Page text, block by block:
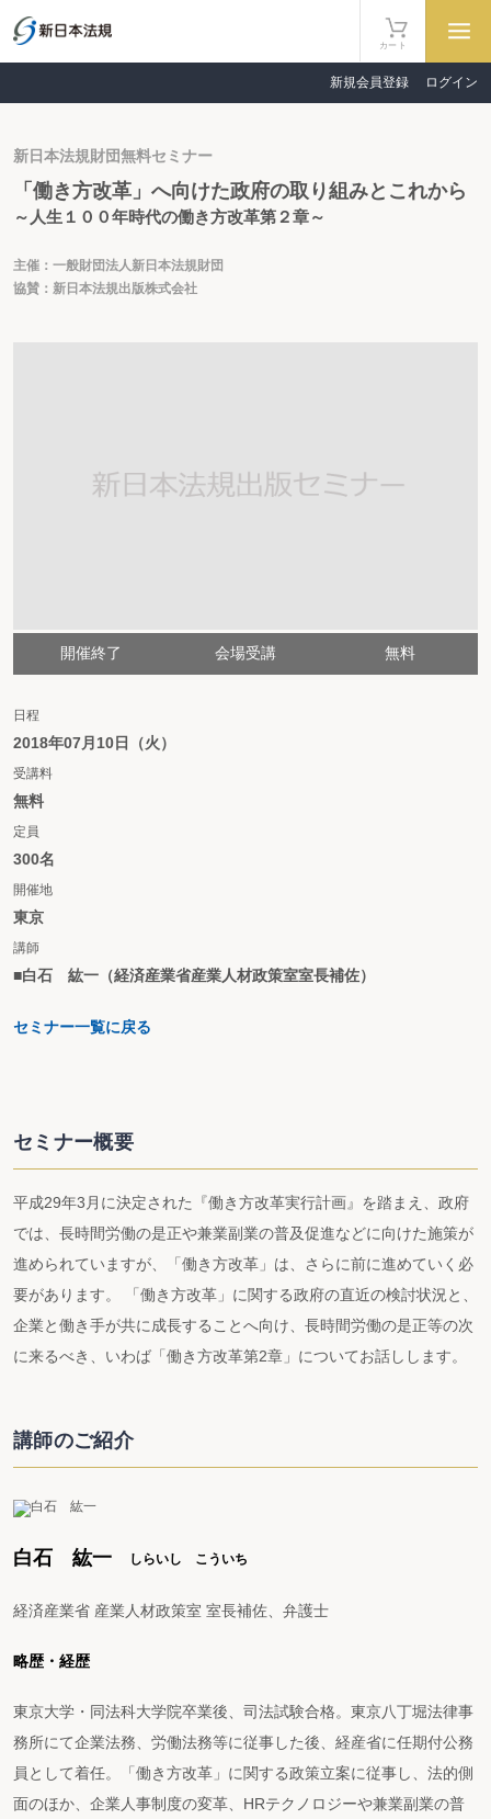
カート
新規会員登録 ログイン
新日本法規財団無料セミナー
「働き方改革」へ向けた政府の取り組みとこれから
～人生１００年時代の働き方改革第２章～
主催：一般財団法人新日本法規財団
協賛：新日本法規出版株式会社
開催終了 会場受講 無料
日程
2018年07月10日（火）
受講料
無料
定員
300名
開催地
東京
講師
■白石 紘一（経済産業省産業人材政策室室長補佐）
セミナー一覧に戻る
セミナー概要
平成29年3月に決定された『働き方改革実行計画』を踏まえ、政府
では、長時間労働の是正や兼業副業の普及促進などに向けた施策が
進められていますが、「働き方改革」は、さらに前に進めていく必
要があります。 「働き方改革」に関する政府の直近の検討状況と、
企業と働き手が共に成長することへ向け、長時間労働の是正等の次
に来るべき、いわば「働き方改革第2章」についてお話しします。
講師のご紹介
白石 紘一 しらいし こういち
経済産業省 産業人材政策室 室長補佐、弁護士
略歴・経歴
東京大学・同法科大学院卒業後、司法試験合格。東京八丁堀法律事
務所にて企業法務、労働法務等に従事した後、経産省に任期付公務
員として着任。「働き方改革」に関する政策立案に従事し、法的側
面のほか、企業人事制度の変革、HRテクノロジーや兼業副業の普